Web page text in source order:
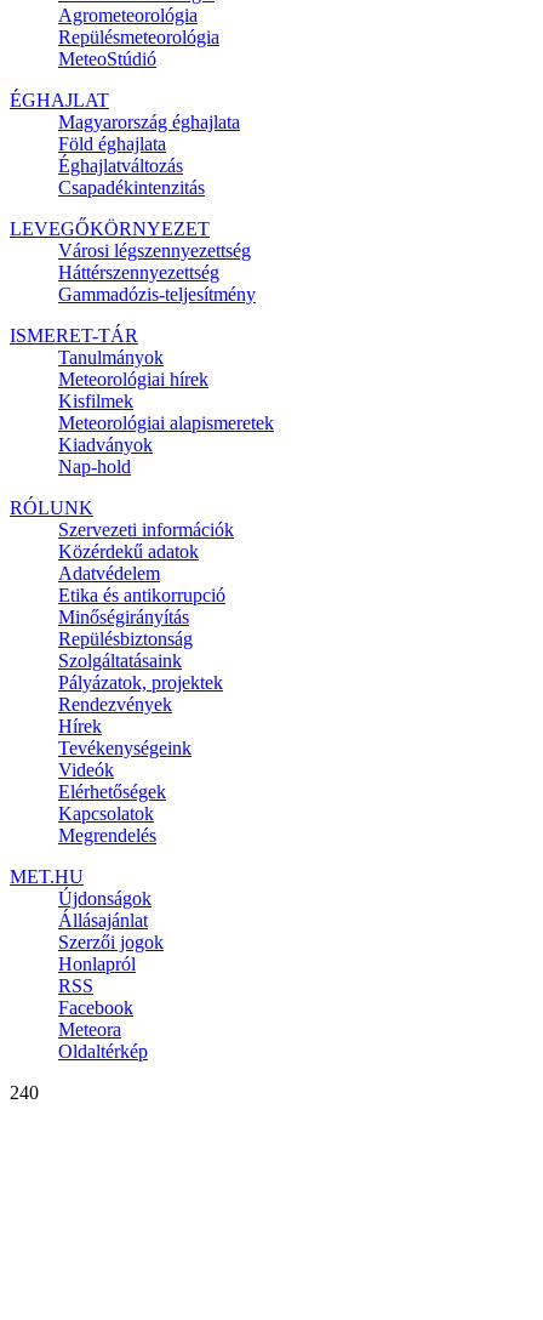
Agrometeorológia
Repülésmeteorológia
MeteoStúdió
ÉGHAJLAT
Magyarország éghajlata
Föld éghajlata
Éghajlatváltozás
Csapadékintenzitás
LEVEGŐKÖRNYEZET
Városi légszennyezettség
Háttérszennyezettség
Gammadózis-teljesítmény
ISMERET-TÁR
Tanulmányok
Meteorológiai hírek
Kisfilmek
Meteorológiai alapismeretek
Kiadványok
Nap-hold
RÓLUNK
Szervezeti információk
Közérdekű adatok
Adatvédelem
Etika és antikorrupció
Minőségirányítás
Repülésbiztonság
Szolgáltatásaink
Pályázatok, projektek
Rendezvények
Hírek
Tevékenységeink
Videók
Elérhetőségek
Kapcsolatok
Megrendelés
MET.HU
Újdonságok
Állásajánlat
Szerzői jogok
Honlapról
RSS
Facebook
Meteora
Oldaltérkép
240